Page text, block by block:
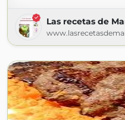
Las recetas de